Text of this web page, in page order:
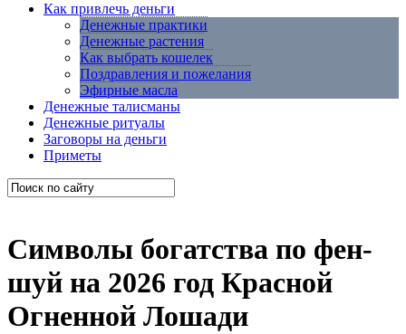
Как привлечь деньги
Денежные практики
Денежные растения
Как выбрать кошелек
Поздравления и пожелания
Эфирные масла
Денежные талисманы
Денежные ритуалы
Заговоры на деньги
Приметы
Символы богатства по фен-
шуй на 2026 год Красной
Огненной Лошади